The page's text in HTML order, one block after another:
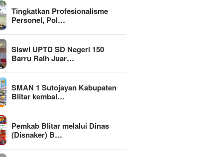
Tingkatkan Profesionalisme
Personel, Pol…
Siswi UPTD SD Negeri 150
Barru Raih Juar…
SMAN 1 Sutojayan Kabupaten
Blitar kembal…
Pemkab Blitar melalui Dinas
(Disnaker) B…